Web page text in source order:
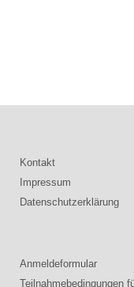
Kontakt
Impressum
Datenschutzerklärung
Anmeldeformular
Teilnahmebedingungen